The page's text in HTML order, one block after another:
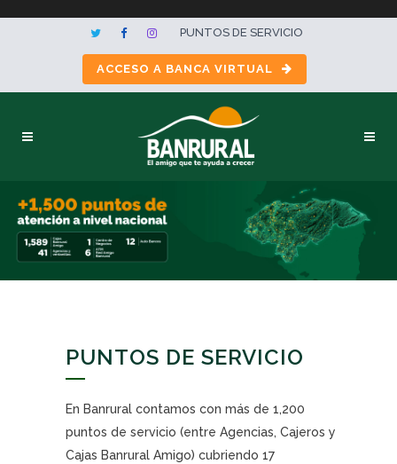
PUNTOS DE SERVICIO
ACCESO A BANCA VIRTUAL
PUNTOS DE SERVICIO
En Banrural contamos con más de 1,200
puntos de servicio (entre Agencias, Cajeros y
Cajas Banrural Amigo) cubriendo 17